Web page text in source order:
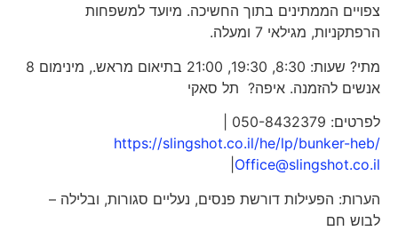
צפויים הממתינים בתוך החשיכה. מיועד למשפחות
הרפתקניות, מגילאי 7 ומעלה.
מתי? שעות: 8:30, 19:30, 21:00 בתיאום מראש., מינימום 8
אנשים להזמנה. איפה? תל סאקי
לפרטים: 050-8432379 |
https://slingshot.co.il/he/lp/bunker-heb/
|Office@slingshot.co.il
הערות: הפעילות דורשת פנסים, נעליים סגורות, ובלילה –
לבוש חם